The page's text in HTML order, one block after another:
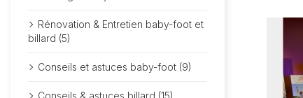
Rénovation & Entretien baby-foot et
billard (5)
Conseils et astuces baby-foot (9)
Conseils & astuces billard (15)